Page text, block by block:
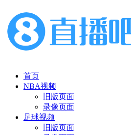
首页
NBA视频
旧版页面
录像页面
足球视频
旧版页面